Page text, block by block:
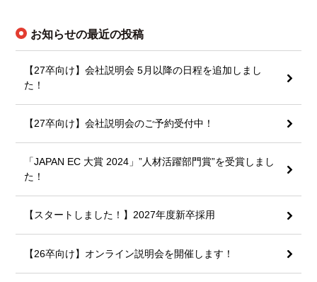
お知らせの最近の投稿
【27卒向け】会社説明会 5月以降の日程を追加しまし
た！
【27卒向け】会社説明会のご予約受付中！
「JAPAN EC 大賞 2024」”人材活躍部門賞”を受賞しまし
た！
【スタートしました！】2027年度新卒採用
【26卒向け】オンライン説明会を開催します！